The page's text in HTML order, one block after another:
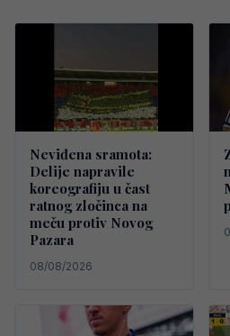
Neviđena sramota:
Delije napravile
koreografiju u čast
ratnog zločinca na
meču protiv Novog
Pazara
08/08/2026